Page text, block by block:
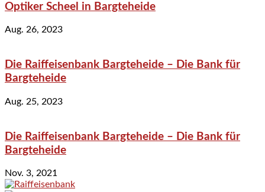
Optiker Scheel in Bargteheide
Aug. 26, 2023
Die Raiffeisenbank Bargteheide – Die Bank für
Bargteheide
Aug. 25, 2023
Die Raiffeisenbank Bargteheide – Die Bank für
Bargteheide
Nov. 3, 2021